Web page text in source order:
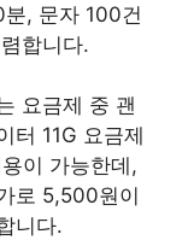
, 문자 100건
합니다.
요금제 중 괜
터 11G 요금제
이 가능한데,
로 5,500원이
니다.